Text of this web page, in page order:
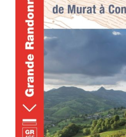
ACHETER LE PRODUIT